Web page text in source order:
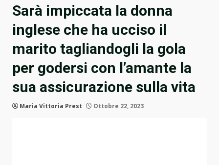
Sarà impiccata la donna
inglese che ha ucciso il
marito tagliandogli la gola
per godersi con l’amante la
sua assicurazione sulla vita
Maria Vittoria Prest Ottobre 22, 2023